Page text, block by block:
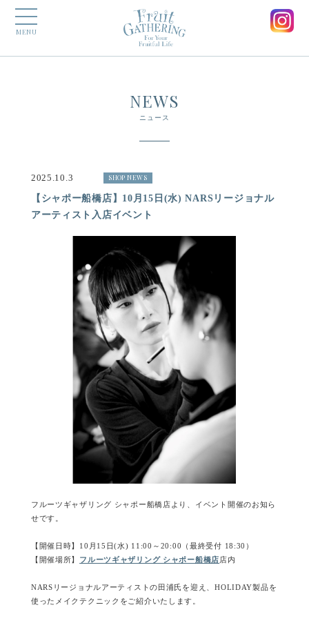
MENU
NEWS
ニュース
2025.10.3 SHOP NEWS
【シャポー船橋店】10月15日(水) NARSリージョナル
アーティスト入店イベント
フルーツギャザリング シャポー船橋店より、イベント開催のお知ら
せです。
【開催日時】10月15日(水) 11:00～20:00（最終受付 18:30）
【開催場所】 フルーツギャザリング シャポー船橋店店内
NARSリージョナルアーティストの田浦氏を迎え、HOLIDAY製品を
使ったメイクテクニックをご紹介いたします。